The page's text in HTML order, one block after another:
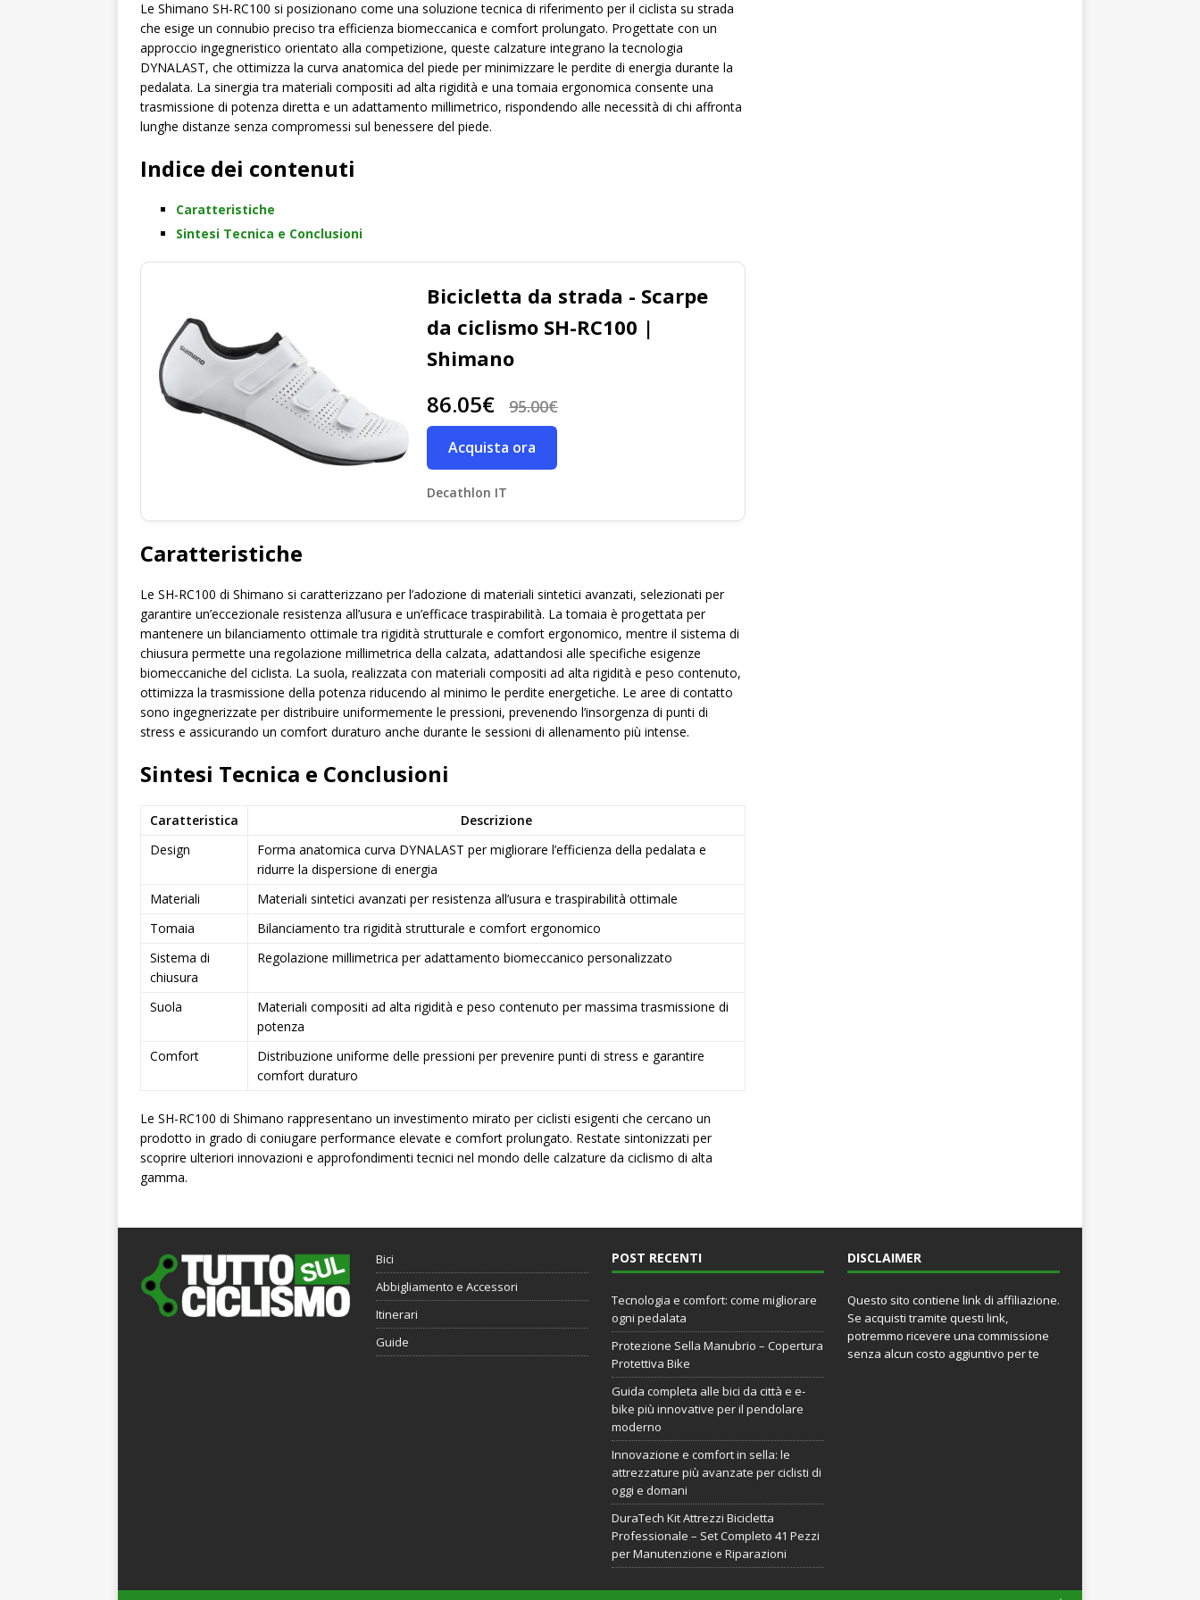
Le Shimano SH-RC100 si posizionano come una soluzione tecnica di riferimento per il ciclista su strada
che esige un connubio preciso tra efficienza biomeccanica e comfort prolungato. Progettate con un
approccio ingegneristico orientato alla competizione, queste calzature integrano la tecnologia
DYNALAST, che ottimizza la curva anatomica del piede per minimizzare le perdite di energia durante la
pedalata. La sinergia tra materiali compositi ad alta rigidità e una tomaia ergonomica consente una
trasmissione di potenza diretta e un adattamento millimetrico, rispondendo alle necessità di chi affronta
lunghe distanze senza compromessi sul benessere del piede.
Indice dei contenuti
Caratteristiche
Sintesi Tecnica e Conclusioni
Bicicletta da strada - Scarpe
da ciclismo SH-RC100 |
Shimano
86.05€ 95.00€
Acquista ora
Decathlon IT
Caratteristiche
Le SH-RC100 di Shimano si caratterizzano per l’adozione di materiali sintetici avanzati, selezionati per
garantire un’eccezionale resistenza all’usura e un’efficace traspirabilità. La tomaia è progettata per
mantenere un bilanciamento ottimale tra rigidità strutturale e comfort ergonomico, mentre il sistema di
chiusura permette una regolazione millimetrica della calzata, adattandosi alle specifiche esigenze
biomeccaniche del ciclista. La suola, realizzata con materiali compositi ad alta rigidità e peso contenuto,
ottimizza la trasmissione della potenza riducendo al minimo le perdite energetiche. Le aree di contatto
sono ingegnerizzate per distribuire uniformemente le pressioni, prevenendo l’insorgenza di punti di
stress e assicurando un comfort duraturo anche durante le sessioni di allenamento più intense.
Sintesi Tecnica e Conclusioni
Caratteristica
Descrizione
Design
Forma anatomica curva DYNALAST per migliorare l’efficienza della pedalata e
ridurre la dispersione di energia
Materiali
Materiali sintetici avanzati per resistenza all’usura e traspirabilità ottimale
Tomaia
Bilanciamento tra rigidità strutturale e comfort ergonomico
Sistema di
chiusura
Regolazione millimetrica per adattamento biomeccanico personalizzato
Suola
Materiali compositi ad alta rigidità e peso contenuto per massima trasmissione di
potenza
Comfort
Distribuzione uniforme delle pressioni per prevenire punti di stress e garantire
comfort duraturo
Le SH-RC100 di Shimano rappresentano un investimento mirato per ciclisti esigenti che cercano un
prodotto in grado di coniugare performance elevate e comfort prolungato. Restate sintonizzati per
scoprire ulteriori innovazioni e approfondimenti tecnici nel mondo delle calzature da ciclismo di alta
gamma.
Bici
Abbigliamento e Accessori
Itinerari
Guide
POST RECENTI
Tecnologia e comfort: come migliorare
ogni pedalata
Protezione Sella Manubrio – Copertura
Protettiva Bike
Guida completa alle bici da città e e-
bike più innovative per il pendolare
moderno
Innovazione e comfort in sella: le
attrezzature più avanzate per ciclisti di
oggi e domani
DuraTech Kit Attrezzi Bicicletta
Professionale – Set Completo 41 Pezzi
per Manutenzione e Riparazioni
DISCLAIMER
Questo sito contiene link di affiliazione.
Se acquisti tramite questi link,
potremmo ricevere una commissione
senza alcun costo aggiuntivo per te